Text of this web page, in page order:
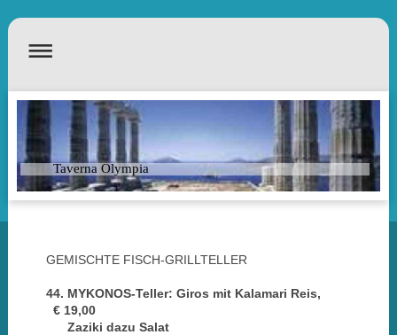
Taverna Olympia
GEMISCHTE FISCH-GRILLTELLER
44. MYKONOS-Teller: Giros mit Kalamari Reis,
€ 19,00
Zaziki dazu Salat